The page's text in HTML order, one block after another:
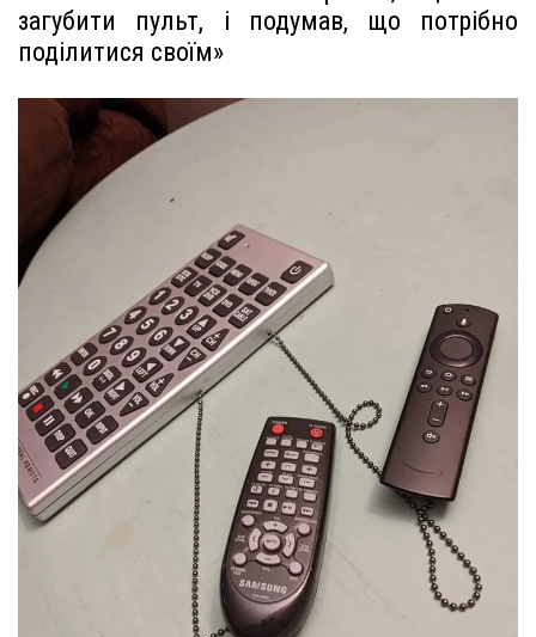
загубити пульт, і подумав, що потрібно
поділитися своїм»